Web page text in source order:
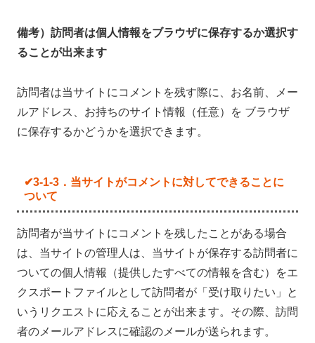
備考）訪問者は個人情報をブラウザに保存するか選択す
ることが出来ます
訪問者は当サイトにコメントを残す際に、お名前、メー
ルアドレス、お持ちのサイト情報（任意）を ブラウザ
に保存するかどうかを選択できます。
✔3-1-3．当サイトがコメントに対してできることに
ついて
訪問者が当サイトにコメントを残したことがある場合
は、当サイトの管理人は、当サイトが保存する訪問者に
ついての個人情報（提供したすべての情報を含む）をエ
クスポートファイルとして訪問者が「受け取りたい」と
いうリクエストに応えることが出来ます。その際、訪問
者のメールアドレスに確認のメールが送られます。